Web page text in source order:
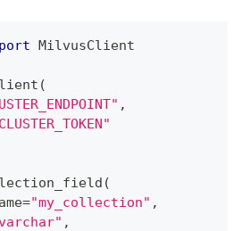
MilvusClient
(
,
(
="my_collection" ,
,